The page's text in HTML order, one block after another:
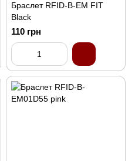
Браслет RFID-B-EM FIT
Black
110 грн